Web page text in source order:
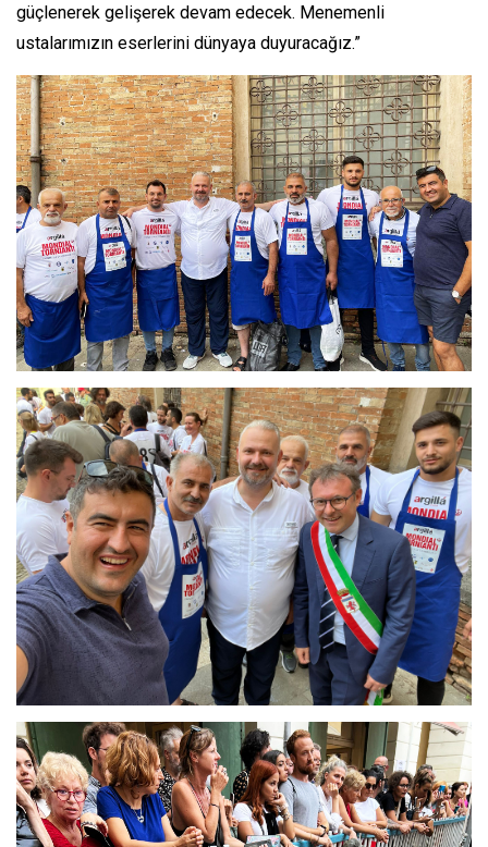
güçlenerek gelişerek devam edecek. Menemenli
ustalarımızın eserlerini dünyaya duyuracağız.”